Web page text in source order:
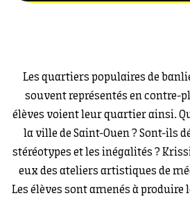
Les quartiers populaires de
souvent représentés en contre-
élèves voient leur quartier ainsi.
la ville de Saint-Ouen ? Sont-ils
stéréotypes et les inégalités ?
eux des ateliers artistiques de
Les élèves sont amenés à